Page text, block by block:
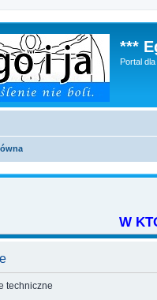
***
Portal
W
techniczne